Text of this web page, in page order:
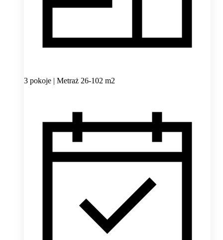
3 pokoje | Metraż 26-102 m2